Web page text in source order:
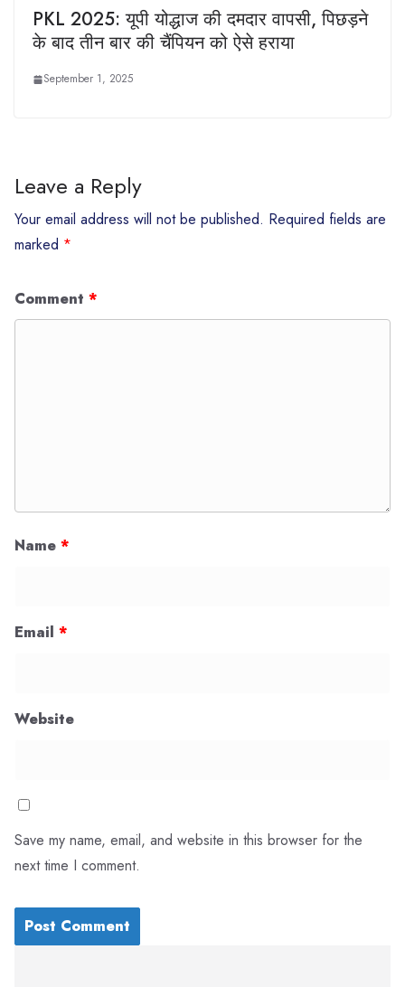
PKL 2025: यूपी योद्धाज की दमदार वापसी, पिछड़ने
के बाद तीन बार की चैंपियन को ऐसे हराया
September 1, 2025
Leave a Reply
Your email address will not be published. Required fields are
marked *
Comment *
Name *
Email *
Website
Save my name, email, and website in this browser for the
next time I comment.